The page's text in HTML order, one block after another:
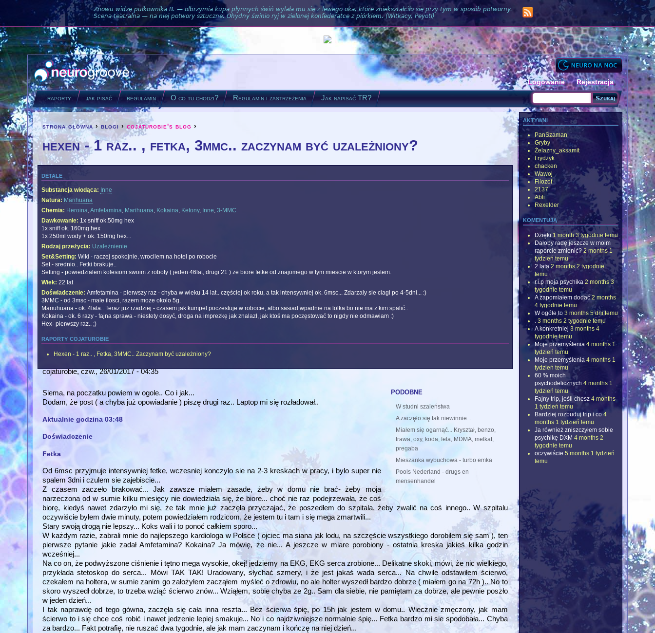
Znowu widzę pułkownika B. — olbrzymia kupa płynnych świń wylała mu się z lewego oka, które zniekształciło się przy tym w sposób potworny.
Scena teatralna — na niej potwory sztuczne. Ohydny świnio ryj w zielonej konfederatce z piórkiem. (Witkacy, Peyotl)
Logowanie Rejestracja
raporty jak pisać regulamin O co tu chodzi? Regulamin i zastrzeżenia Jak napisać TR?
Formularz wyszukiwania
you are here
strona główna ›blogi ›cojaturobie's blog ›
hexen - 1 raz.. , fetka, 3mmc.. zaczynam być uzależniony?
detale
Substancja wiodąca: Inne
Natura: Marihuana
Chemia: Heroina,Amfetamina, Marihuana, Kokaina, Ketony, Inne,3-MMC
Dawkowanie: 1x sniff ok.50mg hex
1x sniff ok. 160mg hex
1x 250ml wody + ok. 150mg hex...
Rodzaj przeżycia: Uzależnienie
Set&Setting: Wiki - raczej spokojnie, wrocilem na hotel po robocie
Set - srednio.. Fetki brakuje..
Setting - powiedzialem kolesiom swoim z roboty ( jeden 46lat, drugi 21 ) ze biore fetke od znajomego w tym miescie w ktorym jestem.
Wiek: 22 lat
Doświadczenie: Amfetamina - pierwszy raz - chyba w wieku 14 lat.. częściej ok roku, a tak intensywniej ok. 6msc... Zdarzaly sie ciagi po 4-5dni... :)
3MMC - od 3msc - male ilosci, razem moze okolo 5g.
Mariuhuana - ok. 4lata.. Teraz juz rzadziej - czasem jak kumpel poczestuje w robocie, albo sasiad wpadnie na lolka bo nie ma z kim spalić..
Kokaina - ok. 6 razy - fajna sprawa - niestety dosyć, droga na imprezkę jak znalazł, jak ktoś ma poczęstować to nigdy nie odmawiam :)
Hex- pierwszy raz.. ;)
raporty cojaturobie
Hexen - 1 raz.. , Fetka, 3MMC.. Zaczynam być uzależniony?
cojaturobie, czw., 26/01/2017 - 04:35
podobne
W studni szaleństwa
A zaczęło się tak niewinnie...
Miałem się ogarnąć... Kryształ, benzo,
trawa, oxy, koda, feta, MDMA, metkat,
pregaba
Mieszanka wybuchowa - turbo emka
Pools Nederland - drugs en
mensenhandel
Siema, na poczatku powiem w ogole.. Co i jak...
Dodam, że post ( a chyba już opowiadanie ) piszę drugi raz.. Laptop mi się rozładował..
Aktualnie godzina 03:48
Doświadczenie
Fetka
Od 6msc przyjmuje intensywniej fetke, wczesniej konczylo sie na 2-3 kreskach w pracy, i bylo super nie
spalem 3dni i czulem sie zajebiscie...
Z czasem zaczeło brakować... Jak zawsze miałem zasade, żeby w domu nie brać- żeby moja
narzeczona od w sumie kilku miesięcy nie dowiedziała się, że biore... choć nie raz podejrzewała, że coś
biorę, kiedyś nawet zdarzyło mi się, że tak mnie już zaczęła przyczajać, że poszedłem do szpitala, żeby zwalić na coś innego.. W szpitalu
oczywiście byłem dwie minuty, potem powiedziałem rodzicom, że jestem tu i tam i się mega zmartwili...
Stary swoją drogą nie lepszy... Koks wali i to ponoć całkiem sporo...
W każdym razie, zabrali mnie do najlepszego kardiologa w Polsce ( ojciec ma siana jak lodu, na szczęście wszystkiego dorobiłem się sam ), ten
pierwsze pytanie jakie zadał Amfetamina? Kokaina? Ja mówię, że nie... A jeszcze w miare porobiony - ostatnia kreska jakieś kilka godzin
wcześniej...
Na co on, że podwyższone ciśnienie i tętno mega wysokie, okej! jedziemy na EKG, EKG serca zrobione... Delikatne skoki, mówi, że nic wielkiego,
przykłada stetoskop do serca... Mówi TAK TAK! Uradowany, słychać szmery, i że jest jakaś wada serca... Na chwile odstawiłem ścierwo,
czekałem na holtera, w sumie zanim go założyłem zacząłem myśleć o zdrowiu, no ale holter wyszedł bardzo dobrze ( miałem go na 72h ).. No to
skoro wyszedł dobrze, to trzeba wziąć ścierwo znów... Wziąłem, sobie chyba ze 2g.. Sam dla siebie, nie pamiętam za dobrze, ale pewnie poszło
w jeden dzień...
I tak naprawdę od tego gówna, zaczęła się cała inna reszta... Bez ścierwa śpię, po 15h jak jestem w domu.. Wiecznie zmęczony, jak mam
ścierwo to i się chce coś robić i nawet jedzenie lepiej smakuje... No i co najdziwniejsze normalnie śpię... Fetka bardzo mi sie spodobała... Chyba
za bardzo... Fakt potrafię, nie ruszać dwa tygodnie, ale jak mam zaczynam i kończę na niej dzień...
aktywni
PanSzaman
Gryby
Żelazny_aksamit
t.rydzyk
chacken
Wawoj
Filozof
2137
Abli
Rexelder
komentują
Dzięki 1 month 3 tygodnie temu
Dałoby radę jeszcze w moim
raporcie zmienić? 2 months 1
tydzień temu
2 lata 2 months 2 tygodnie
temu
r.i.p moja psychika 2 months 3
tygodnie temu
A zapomiałem dodać 2 months
4 tygodnie temu
W ogóle to 3 months 5 dni temu
3 months 2 tygodnie temu
A konkretniej 3 months 4
tygodnie temu
Moje przemyślenia 4 months 1
tydzień temu
Moje przemyślenia 4 months 1
tydzień temu
60 % moich
psychodelicznych 4 months 1
tydzień temu
Fajny trip, jeśli chesz 4 months
1 tydzień temu
Bardziej rozbuduj trip i co 4
months 1 tydzień temu
Ja również zniszczyłem sobie
psychikę DXM 4 months 2
tygodnie temu
oczywiście 5 months 1 tydzień
temu